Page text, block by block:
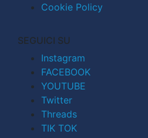
Cookie Policy
SEGUICI SU
Instagram
FACEBOOK
YOUTUBE
Twitter
Threads
TIK TOK